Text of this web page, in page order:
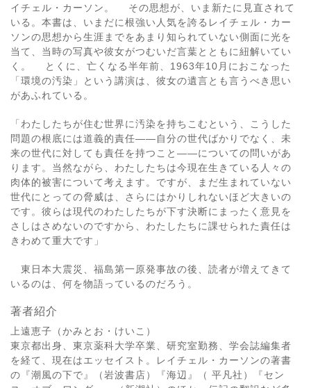
イチェル・カーソン。 その思想が、いま新たに見直されて
いる。本書は、いまだに根強い人気を誇るレイチェル・カー
ソンの思想から生涯までをあまり知られていない側面に光を
当て、当時の写真や彼女がつむいだ言葉とともに紐解いてい
く。 とくに、亡くなる半年前、1963年10月におこなった
「環境の汚染」という講演は、彼女の遺言とも言うべき思い
があふれている。
「わたしたちが住む世界に汚染を持ちこむという、こうした
問題の根底には道義的責任――自分の世代ばかりでなく、未
来の世代に対しても責任を持つこと――についての問いがあ
ります。当然ながら、わたしたちは今現在生きている人々の
肉体的被害について考えます。ですが、まだ生まれていない
世代にとっての脅威は、さらにはかりしれないほど大きいの
です。彼らは現代のわたしたちが下す決断にまったく意見を
さしはさめないのですから、わたしたちに課せられた責任は
きわめて重大です」
東日本大震災、福島第一原発事故の後、読者が増えてきて
いるのは、何を物語っているのだろう。
著者紹介
上遠恵子（かみとお・けいこ）
東京都出身、東京薬科大学卒業、研究室勤務、学会誌編集者
を経て、現在はエッセイスト。レイチェル・カーソンの著書
の『潮風の下で』（岩波書店）『海辺』（ 平凡社）『セン